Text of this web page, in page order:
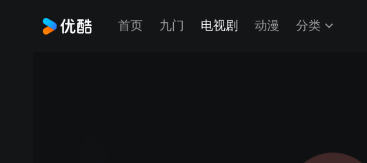
首页 九门 电视剧 动漫 分类